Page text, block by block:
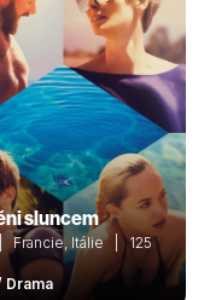
sluncem
Francie, Itálie | 125
Drama